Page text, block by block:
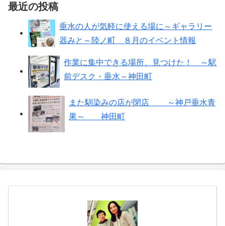
最近の投稿
垂水の人が気軽に使える場に～ギャラリー
器みと～陸ノ町 ８月のイベント情報
作業に集中できる場所、見つけた！ ～駅
前デスク・垂水～神田町
また馴染みの店が閉店 ～神戸垂水青
果～ 神田町